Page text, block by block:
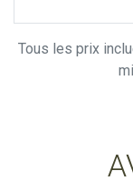
Tous les prix